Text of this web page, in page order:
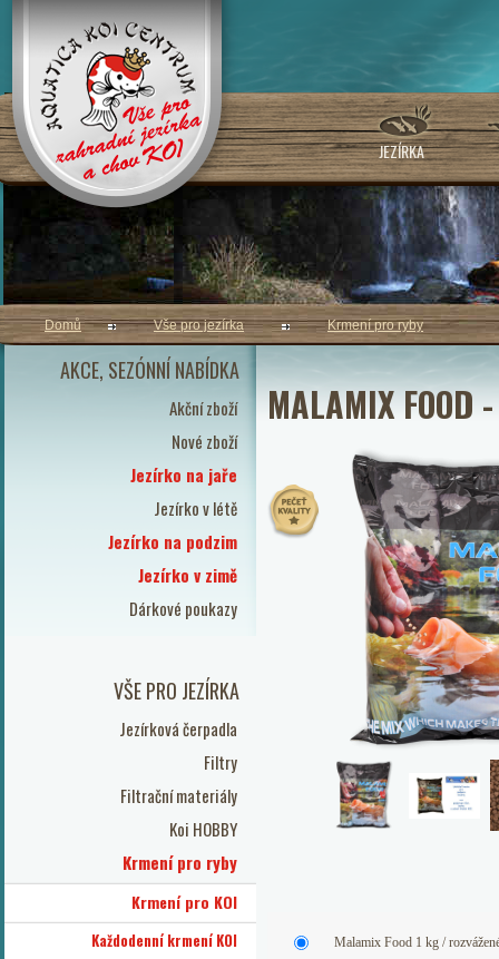
JEZÍRKA
AKCE, SEZÓNNÍ NABÍDKA
Akční zboží
Nové zboží
Jezírko na jaře
Jezírko v létě
Jezírko na podzim
Jezírko v zimě
Dárkové poukazy
VŠE PRO JEZÍRKA
Jezírková čerpadla
Filtry
Filtrační materiály
Koi HOBBY
Krmení pro ryby
Krmení pro KOI
Každodenní krmení KOI
Domů Vše pro jezírka Krmení pro ryby
MALAMIX FOOD
Malamix Food 1 kg /